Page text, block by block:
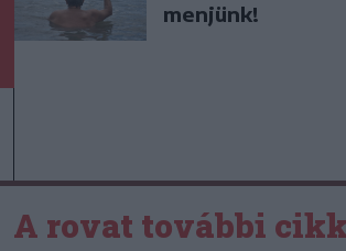
menjünk!
A rovat további